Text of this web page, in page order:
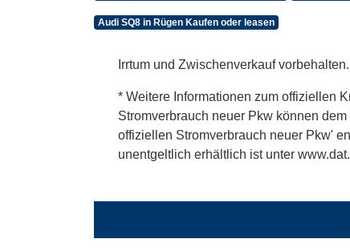
Audi SQ8 in Rügen Kaufen oder leasen
Irrtum und Zwischenverkauf vorbehalten.
* Weitere Informationen zum offiziellen
Stromverbrauch neuer Pkw können
offiziellen Stromverbrauch neuer Pkw'
unentgeltlich erhältlich ist unter